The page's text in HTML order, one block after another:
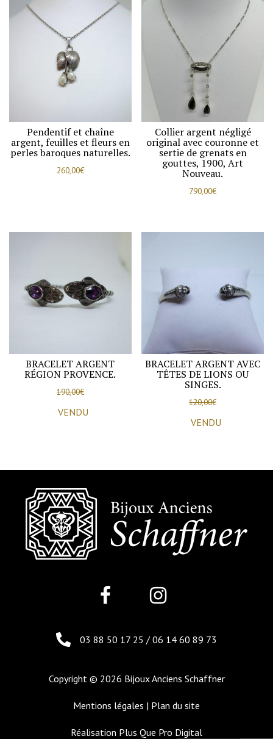
fleurs
Pendentif et chaîne
argent, feuilles et fleurs en
perles baroques naturelles.
260,00€
Collier argent négligé
original avec couronne et
sertie de grenats en
gouttes, 1900, Art
Nouveau.
790,00€
BRACELET ARGENT
RÉGION PROVENCE.
190,00€
VENDU
BRACELET ARGENT AVEC
TÊTES DE LIONS OU
SINGES.
120,00€
VENDU
03 88 50 17 25 / 06 14 60 89 73
Copyright © 2026 Bijoux Anciens Schaffner
Mentions légales | Plan du site
Réalisation Plus Que Pro Digital